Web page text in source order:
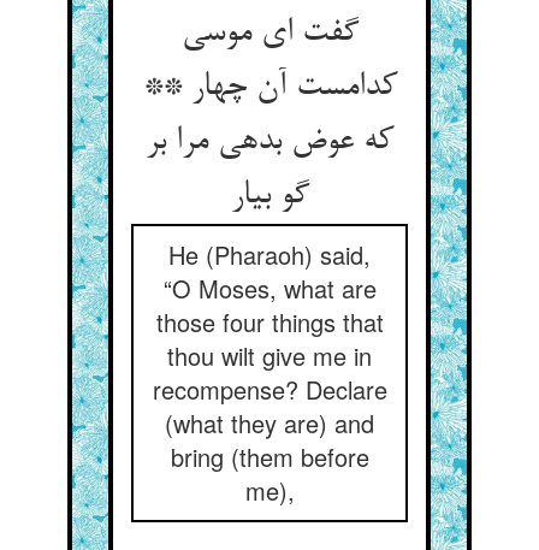
گفت ای موسی
کدامست آن چهار **
که عوض بدهی مرا بر
گو بیار
He (Pharaoh) said,
“O Moses, what are
those four things that
thou wilt give me in
recompense? Declare
(what they are) and
bring (them before
me),